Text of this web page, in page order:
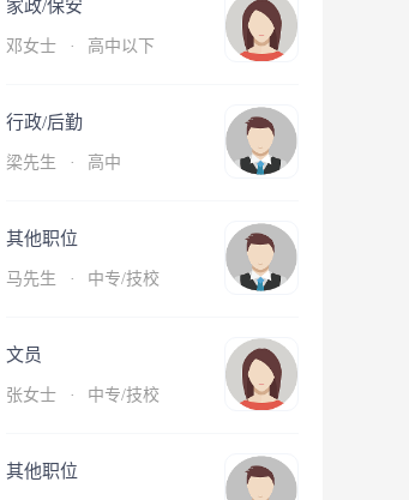
家政/保安
邓女士 · 高中以下
行政/后勤
梁先生 · 高中
其他职位
马先生 · 中专/技校
文员
张女士 · 中专/技校
其他职位